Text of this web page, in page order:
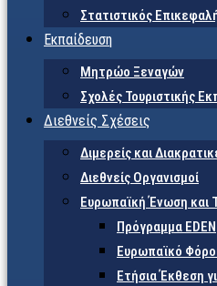
Στατιστικός
Εκπαίδευση
Μητρώο Ξεναγών
Σχολές Τουριστικής
Διεθνείς Σχέσεις
Διμερείς και
Διεθνείς Οργανισμοί
Ευρωπαϊκή Ένωση και
Πρόγραμμα EDEN
Ευρωπαϊκό
Ετήσια Έκθεση